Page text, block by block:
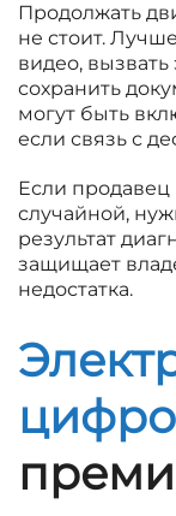
Продолжать
не стоит.
видео,
сохранить
могут быть
если связь с
Если продавец
случайной,
результат
защищает
недостатка.